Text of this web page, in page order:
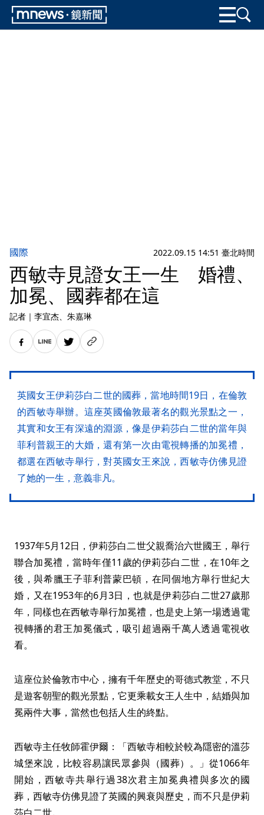
國際 2022.09.15 14:51 臺北時間
西敏寺見證女王一生 婚禮、
加冕、國葬都在這
記者 ｜ 李宜杰、朱嘉琳
英國女王伊莉莎白二世的國葬，當地時間19日，在倫敦
的西敏寺舉辦。這座英國倫敦最著名的觀光景點之一，
其實和女王有深遠的淵源，像是伊莉莎白二世的當年與
菲利普親王的大婚，還有第一次由電視轉播的加冕禮，
都選在西敏寺舉行，對英國女王來說，西敏寺仿佛見證
了她的一生，意義非凡。
1937年5月12日，伊莉莎白二世父親喬治六世國王，舉行
聯合加冕禮，當時年僅11歲的伊莉莎白二世，在10年之
後，與希臘王子菲利普蒙巴頓，在同個地方舉行世紀大
婚，又在1953年的6月3日，也就是伊莉莎白二世27歲那
年，同樣也在西敏寺舉行加冕禮，也是史上第一場透過電
視轉播的君王加冕儀式，吸引超過兩千萬人透過電視收
看。
這座位於倫敦市中心，擁有千年歷史的哥德式教堂，不只
是遊客朝聖的觀光景點，它更乘載女王人生中，結婚與加
冕兩件大事，當然也包括人生的終點。
西敏寺主任牧師霍伊爾：「西敏寺相較於較為隱密的溫莎
城堡來說，比較容易讓民眾參與（國葬）。」從1066年
開始，西敏寺共舉行過38次君主加冕典禮與多次的國
葬，西敏寺仿佛見證了英國的興衰與歷史，而不只是伊莉